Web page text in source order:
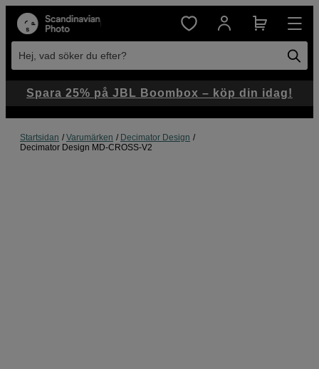
Hej, vad söker du efter?
Startsidan Varumärken
Decimator Design
Decimator Design MD-CROSS-V2
Spara 25% på JBL Boombox – köp din idag!